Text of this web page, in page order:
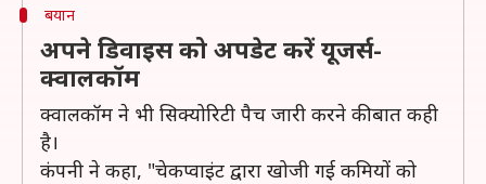
बयान
अपने डिवाइस को अपडेट करें यूजर्स-
क्वालकॉम
क्वालकॉम ने भी सिक्योरिटी पैच जारी करने की बात कही
है।
कंपनी ने कहा, "चेकप्वाइंट द्वारा खोजी गई कमियों को